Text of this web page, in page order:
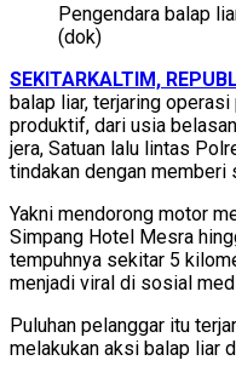
Pengendara balap
(dok)
SEKITARKALTIM,
balap liar, terjaring
produktif, dari usia
jera, Satuan lalu lintas
tindakan dengan memberi
Yakni mendorong motor
Simpang Hotel Mesra
tempuhnya sekitar 5
menjadi viral di sosial
Puluhan pelanggar itu
melakukan aksi balap liar